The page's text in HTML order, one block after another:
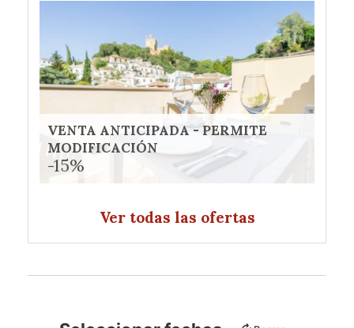
VENTA ANTICIPADA - PERMITE
MODIFICACIÓN
-15%
Ver todas las ofertas